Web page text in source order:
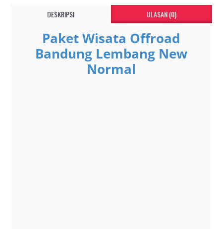
DESKRIPSI ULASAN (0)
Paket Wisata Offroad
Bandung Lembang New
Normal